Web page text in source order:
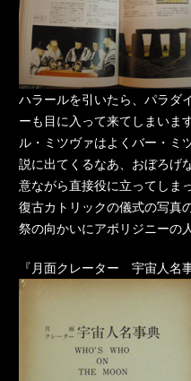
ハラールを引いたら、パラダ
ーも目に入って来てしまいま
ル・ミツヴァはよくバー・ミ
説に出てくるなあ、おぼろげ
意ながら直接役に立ってしま
復古カトリックの儀式の写真
祭の向かいにアボリジニーの
『月面クレーター 宇宙人名